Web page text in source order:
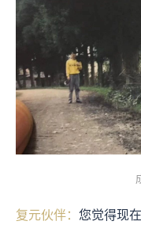
复元伙伴： 您觉得现